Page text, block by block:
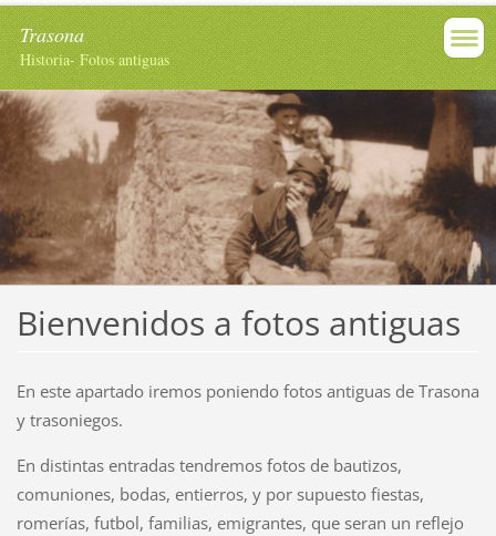
Trasona
Historia- Fotos antiguas
Bienvenidos a fotos antiguas
En este apartado iremos poniendo fotos antiguas de Trasona
y trasoniegos.
En distintas entradas tendremos fotos de bautizos,
comuniones, bodas, entierros, y por supuesto fiestas,
romerías, futbol, familias, emigrantes, que seran un reflejo